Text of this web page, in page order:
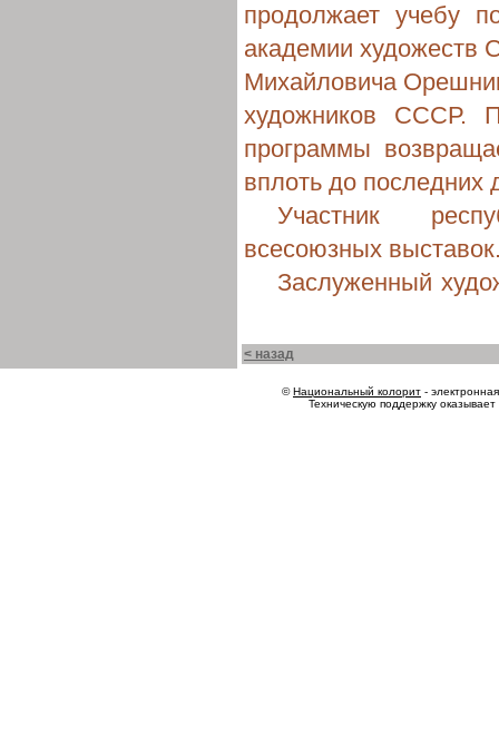
продолжает учебу
академии художеств
Михайловича
художников СССР.
программы
вплоть до последних
Участник
всесоюзных
Заслуженный
< назад
©Национальный колорит -
Техническую поддержку